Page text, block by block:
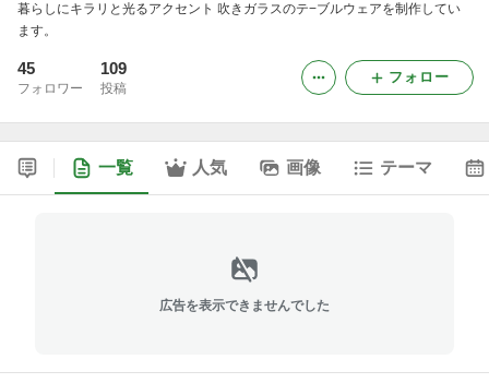
暮らしにキラリと光るアクセント 吹きガラスのテ−ブルウェアを制作してい
ます。
45
フォロワー
109
投稿
フォロー
一覧 人気 画像 テーマ
広告を表示できませんでした